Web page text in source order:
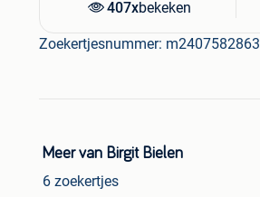
407xbekeken
Zoekertjesnummer: m2407582863
Meer van Birgit Bielen
6 zoekertjes